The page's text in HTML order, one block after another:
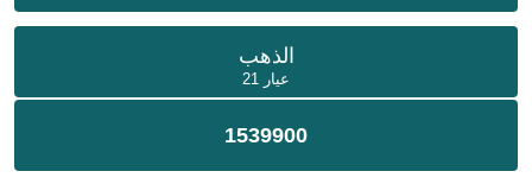
الذهب
عيار 21
1539900